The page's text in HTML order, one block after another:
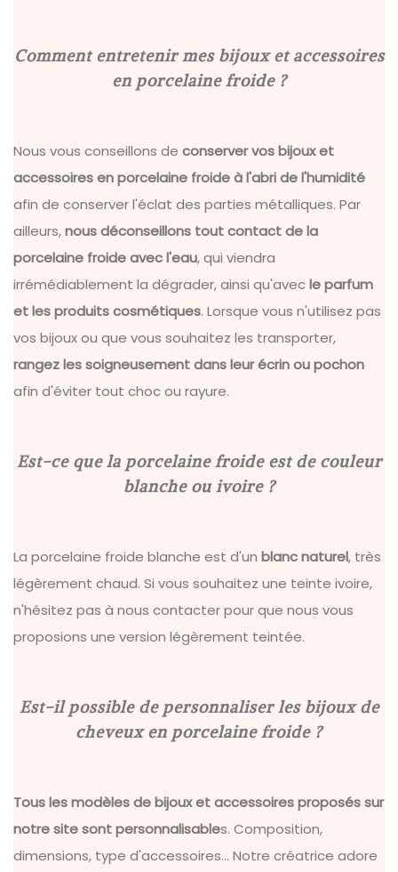
Comment entretenir mes bijoux et accessoires
en porcelaine froide ?
Nous vous conseillons de conserver vos bijoux et
accessoires en porcelaine froide à l'abri de l'humidité
afin de conserver l'éclat des parties métalliques. Par
ailleurs,nous déconseillons tout contact de la
porcelaine froide avec l'eau, qui viendra
irrémédiablement la dégrader, ainsi qu'avecle parfum
et les produits cosmétiques. Lorsque vous n'utilisez pas
vos bijoux ou que vous souhaitez les transporter,
rangez les soigneusement dans leur écrin ou pochon
afin d'éviter tout choc ou rayure.
Est-ce que la porcelaine froide est de couleur
blanche ou ivoire ?
La porcelaine froide blanche est d'un blanc naturel, très
légèrement chaud. Si vous souhaitez une teinte ivoire,
n'hésitez pas à nous contacter pour que nous vous
proposions une version légèrement teintée.
Est-il possible de personnaliser les bijoux de
cheveux en porcelaine froide ?
Tous les modèles de bijoux et accessoires proposés sur
notre site sont personnalisables. Composition,
dimensions, type d'accessoires... Notre créatrice adore